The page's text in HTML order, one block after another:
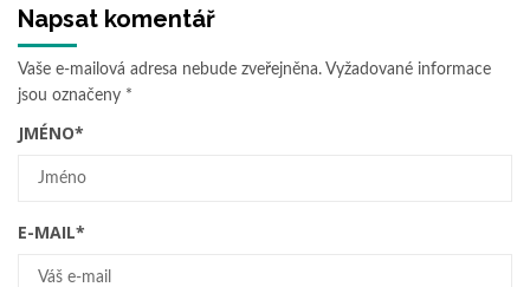
Napsat komentář
Vaše e-mailová adresa nebude zveřejněna. Vyžadované informace
jsou označeny *
JMÉNO*
E-MAIL*